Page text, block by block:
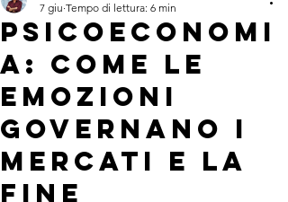
Psicoeconomi
a: come le
emozioni
governano i
mercati e la
fine
7 giu Tempo di lettura: 6 min